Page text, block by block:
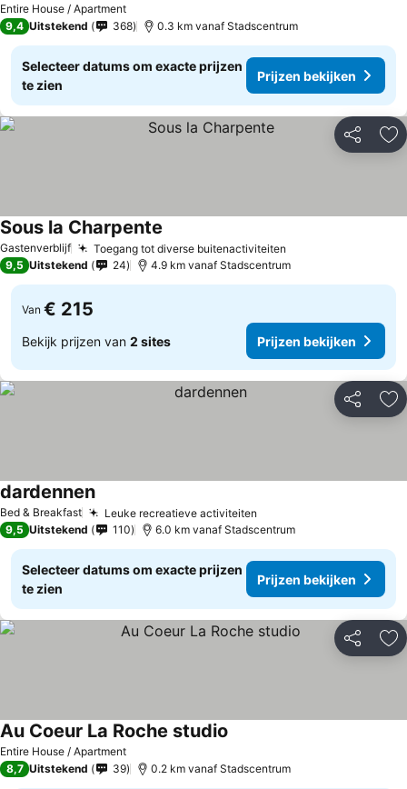
Entire House / Apartment
9,4 Uitstekend 368 0.3 km vanaf Stadscentrum
Selecteer datums om exacte prijzen
te zien
Prijzen bekijken
Delen
Gastenverblijf Toegang tot diverse buitenactiviteiten
Sous la Charpente
9,5 Uitstekend 24 4.9 km vanaf Stadscentrum
Van € 215
Bekijk prijzen van 2 sites Prijzen bekijken
Delen
Bed & Breakfast Leuke recreatieve activiteiten
dardennen
9,5 Uitstekend 110 6.0 km vanaf Stadscentrum
Selecteer datums om exacte prijzen
te zien
Prijzen bekijken
Delen
Entire House / Apartment
Au Coeur La Roche studio
8,7 Uitstekend 39 0.2 km vanaf Stadscentrum